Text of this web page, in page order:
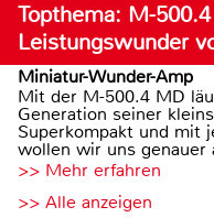
Topthema: M-
Leistungswunder
Miniatur-Wunder-Amp
Mit der M-500.4 MD
Generation seiner
Superkompakt und mit
wollen wir uns genauer
>> Mehr erfahren
>> Alle anzeigen